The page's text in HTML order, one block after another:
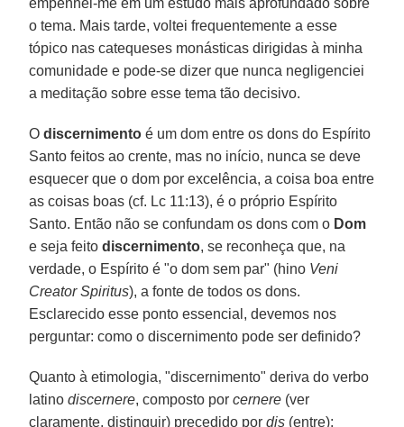
o tema. Mais tarde, voltei frequentemente a esse
tópico nas catequeses monásticas dirigidas à minha
comunidade e pode-se dizer que nunca negligenciei
a meditação sobre esse tema tão decisivo.
Odiscernimento é um dom entre os dons do Espírito
Santo feitos ao crente, mas no início, nunca se deve
esquecer que o dom por excelência, a coisa boa entre
as coisas boas (cf. Lc 11:13), é o próprio Espírito
Santo. Então não se confundam os dons com o Dom
e seja feitodiscernimento, se reconheça que, na
verdade, o Espírito é "o dom sem par" (hino Veni
Creator Spiritus), a fonte de todos os dons.
Esclarecido esse ponto essencial, devemos nos
perguntar: como o discernimento pode ser definido?
Quanto à etimologia, "discernimento" deriva do verbo
latinodiscernere, composto porcernere (ver
claramente, distinguir) precedido pordis (entre):